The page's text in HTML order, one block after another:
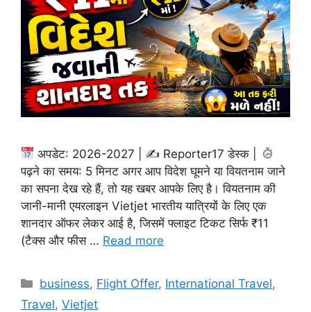
अपडेट: 2026-2027 | ✍ Reporter17 डेस्क |
पढ़ने का समय: 5 मिनट अगर आप विदेश घूमने या वियतनाम जाने
का सपना देख रहे हैं, तो यह खबर आपके लिए है। वियतनाम की
जानी-मानी एयरलाइन Vietjet भारतीय यात्रियों के लिए एक
शानदार ऑफर लेकर आई है, जिसमें फ्लाइट टिकट सिर्फ ₹11
(टैक्स और फीस … Read more
Categories
business, Flight Offer, International Travel,
Travel, Vietjet